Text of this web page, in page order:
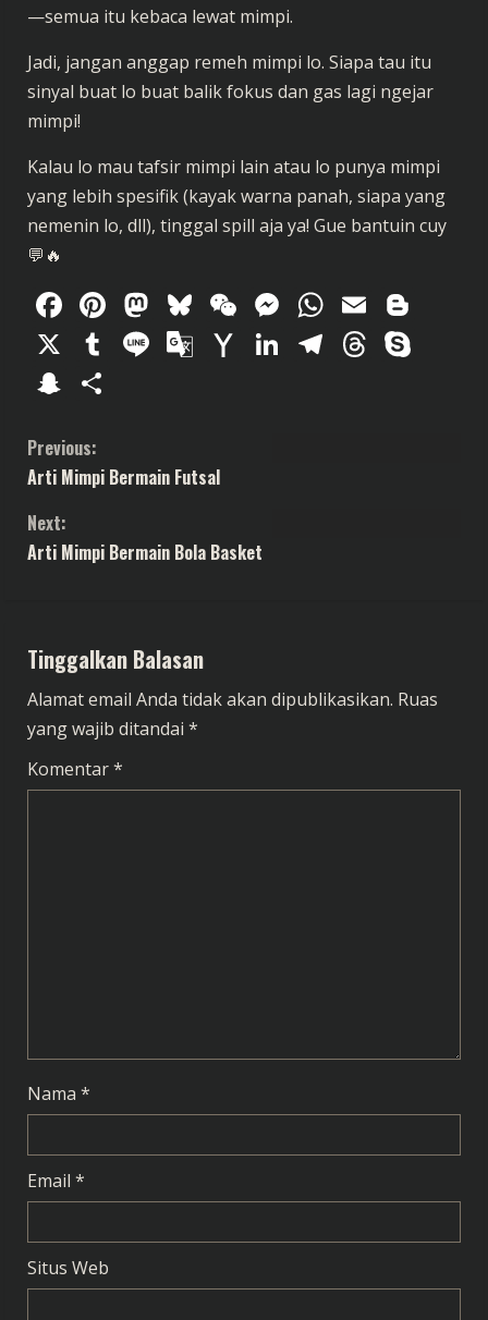
—semua itu kebaca lewat mimpi.
Jadi, jangan anggap remeh mimpi lo. Siapa tau itu
sinyal buat lo buat balik fokus dan gas lagi ngejar
mimpi!
Kalau lo mau tafsir mimpi lain atau lo punya mimpi
yang lebih spesifik (kayak warna panah, siapa yang
nemenin lo, dll), tinggal spill aja ya! Gue bantuin cuy
💬🔥
Facebook
Pinterest
Mastodon
Bluesky
WeChat
Messenger
Email
X
Tumblr
LineGoogle
YahooLinkedIn
Telegram
Snapchat
C
o
n
i
n
u
e
n
g
Previous:
Arti Mimpi Bermain Futsal
Next:
Arti Mimpi Bermain Bola Basket
Tinggalkan Balasan
Alamat email Anda tidak akan dipublikasikan. Ruas
yang wajib ditandai *
Komentar*
Nama *
Email *
Situs Web